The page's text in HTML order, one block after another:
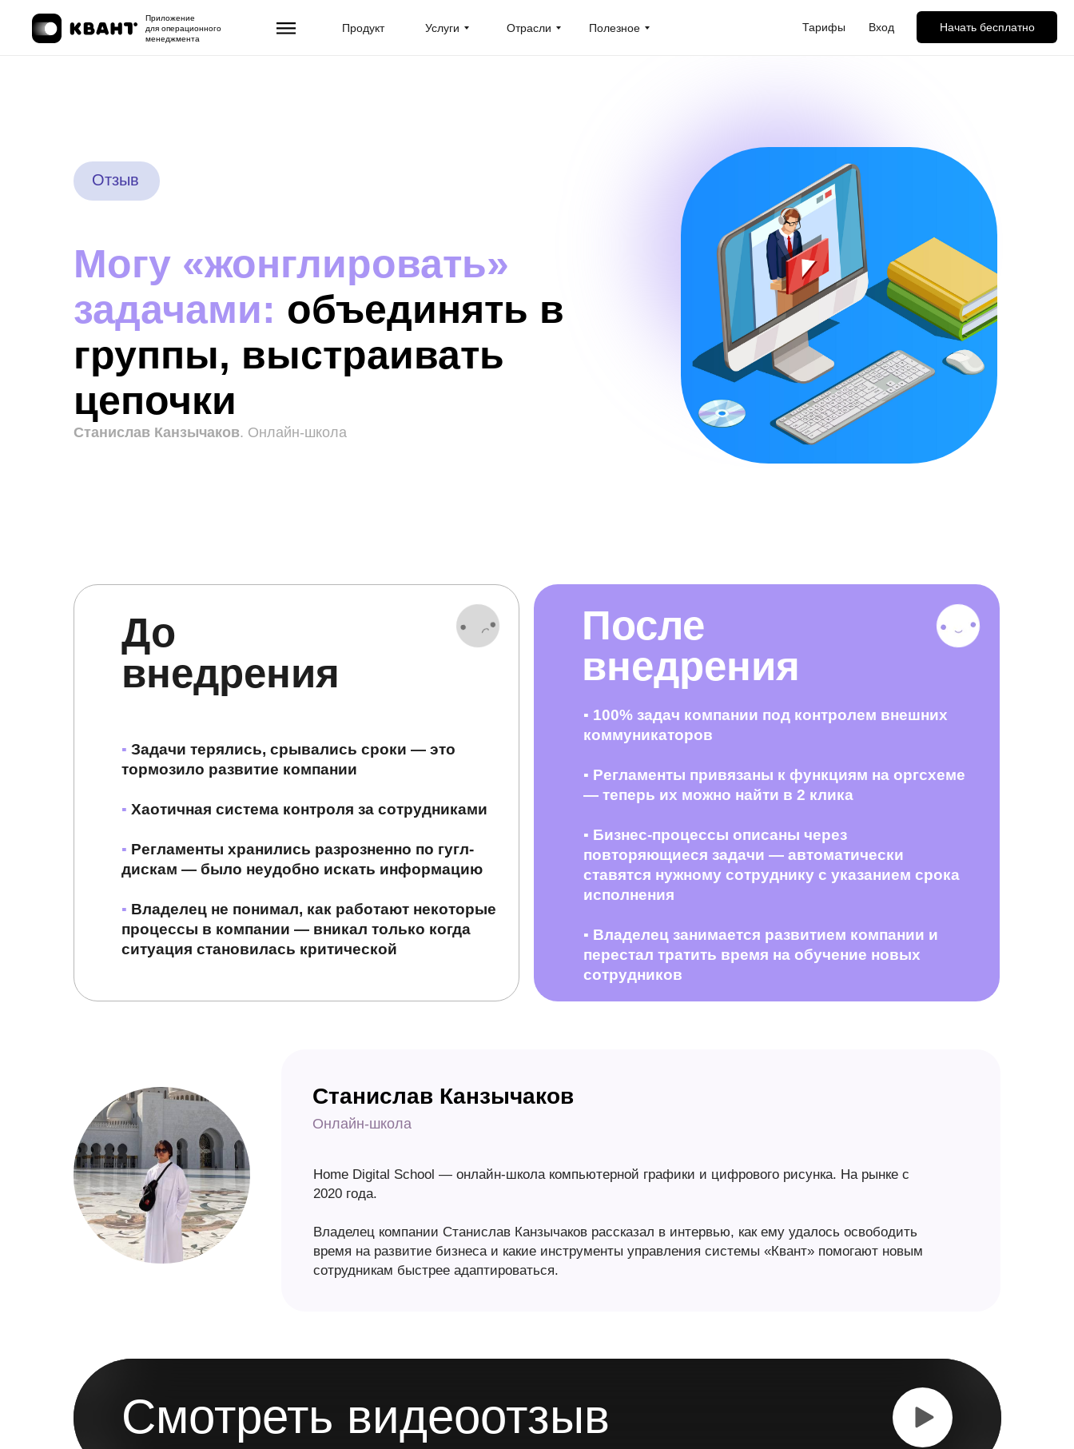
Продукт
Приложение
для операционного
менеджмента
Отрасли
Услуги Полезное Вход Начать бесплатно
Тарифы
Могу «жонглировать»
задачами: объединять в
группы, выстраивать
цепочки
Станислав Канзычаков. Онлайн-школа
Отзыв
▪ Задачи терялись, срывались сроки — это
тормозило развитие компании
▪ Хаотичная система контроля за сотрудниками
▪ Регламенты хранились разрозненно по гугл-
дискам — было неудобно искать информацию
▪ Владелец не понимал, как работают некоторые
процессы в компании — вникал только когда
ситуация становилась критической
▪ 100% задач компании под контролем внешних
коммуникаторов
▪ Регламенты привязаны к функциям на оргсхеме
— теперь их можно найти в 2 клика
▪ Бизнес-процессы описаны через
повторяющиеся задачи — автоматически
ставятся нужному сотруднику с указанием срока
исполнения
▪ Владелец занимается развитием компании и
перестал тратить время на обучение новых
сотрудников
После
внедрения
До
внедрения
Станислав Канзычаков
Онлайн-школа
Home Digital School — онлайн-школа компьютерной графики и цифрового рисунка. На рынке с
2020 года.
Владелец компании Станислав Канзычаков рассказал в интервью, как ему удалось освободить
время на развитие бизнеса и какие инструменты управления системы «Квант» помогают новым
сотрудникам быстрее адаптироваться.
Смотреть видеоотзыв